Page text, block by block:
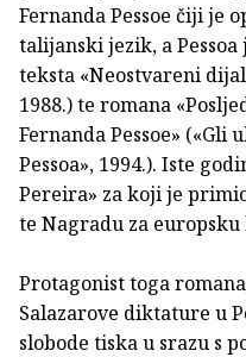
Fernanda Pessoe čiji je
talijanski jezik, a
teksta «Neostvareni
1988.) te romana
Fernanda Pessoe»
Pessoa», 1994.). Iste
Pereira» za koji je
te Nagradu za
Protagonist toga
Salazarove diktature u
slobode tiska u srazu s